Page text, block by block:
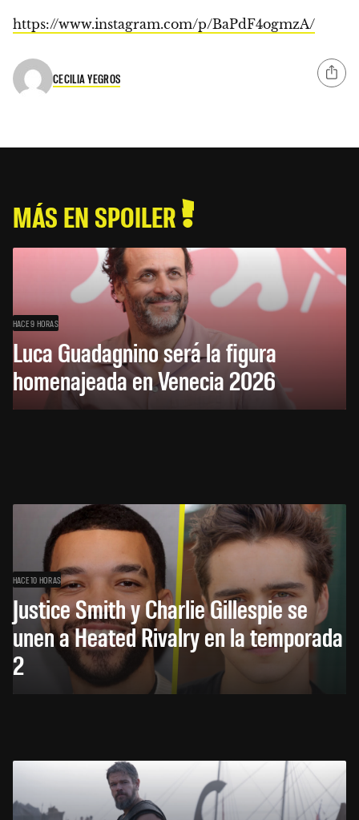
https://www.instagram.com/p/BaPdF4ogmzA/
CECILIA YEGROS
MÁS EN SPOILER
HACE 9 HORAS
Luca Guadagnino será la figura
homenajeada en Venecia 2026
HACE 10 HORAS
Justice Smith y Charlie Gillespie se
unen a Heated Rivalry en la temporada
2